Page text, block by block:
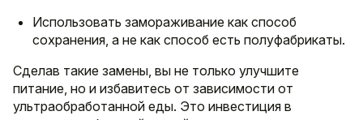
Использовать замораживание как способ
сохранения, а не как способ есть полуфабрикаты.
Сделав такие замены, вы не только улучшите
питание, но и избавитесь от зависимости от
ультраобработанной еды. Это инвестиция в